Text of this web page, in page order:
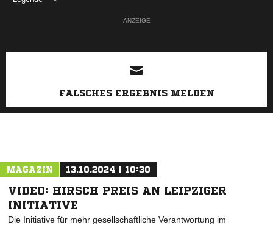
ANZEIGE
FALSCHES ERGEBNIS MELDEN
MAGAZIN 13.10.2024 | 10:30
VIDEO: HIRSCH PREIS AN LEIPZIGER
INITIATIVE
Die Initiative für mehr gesellschaftliche Verantwortung im